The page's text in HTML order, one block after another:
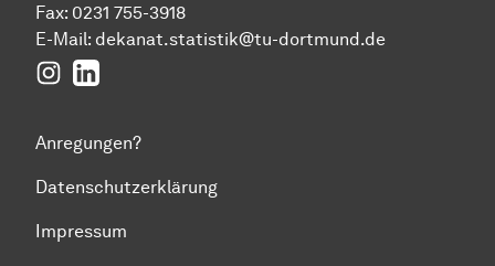
Fax: 0231 755-3918
E-Mail: dekanat.statistik@tu-dortmund.de
Instagram
LinkedIn
Anregungen?
Datenschutzerklärung
Impressum